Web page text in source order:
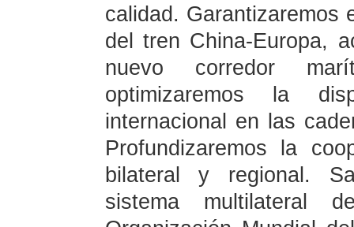
calidad. Garantizaremos
del tren China-Europa,
nuevo corredor
optimizaremos la
internacional en las
Profundizaremos la
bilateral y regional.
sistema multilateral